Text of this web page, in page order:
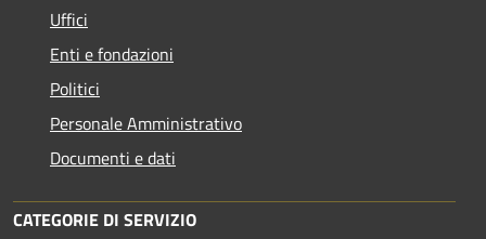
Uffici
Enti e fondazioni
Politici
Personale Amministrativo
Documenti e dati
CATEGORIE DI SERVIZIO